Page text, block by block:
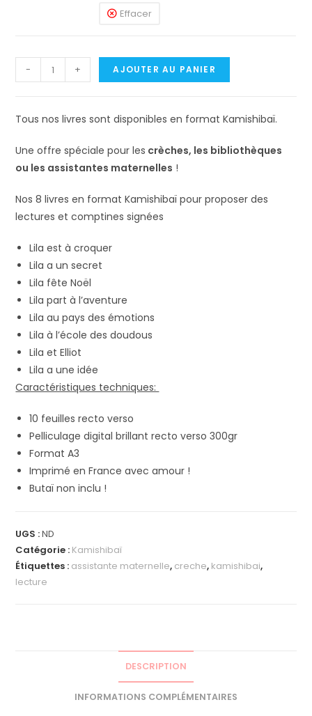
Effacer
- + AJOUTER AU PANIER
Tous nos livres sont disponibles en format Kamishibaï.
Une offre spéciale pour les crèches, les bibliothèques
ou les assistantes maternelles !
Nos 8 livres en format Kamishibaï pour proposer des
lectures et comptines signées
Lila est à croquer
Lila a un secret
Lila fête Noël
Lila part à l’aventure
Lila au pays des émotions
Lila à l’école des doudous
Lila et Elliot
Lila a une idée
Caractéristiques techniques:
10 feuilles recto verso
Pelliculage digital brillant recto verso 300gr
Format A3
Imprimé en France avec amour !
Butaï non inclu !
UGS :ND
Catégorie : Kamishibaï
Étiquettes : assistante maternelle, creche, kamishibai,
lecture
DESCRIPTION
INFORMATIONS COMPLÉMENTAIRES